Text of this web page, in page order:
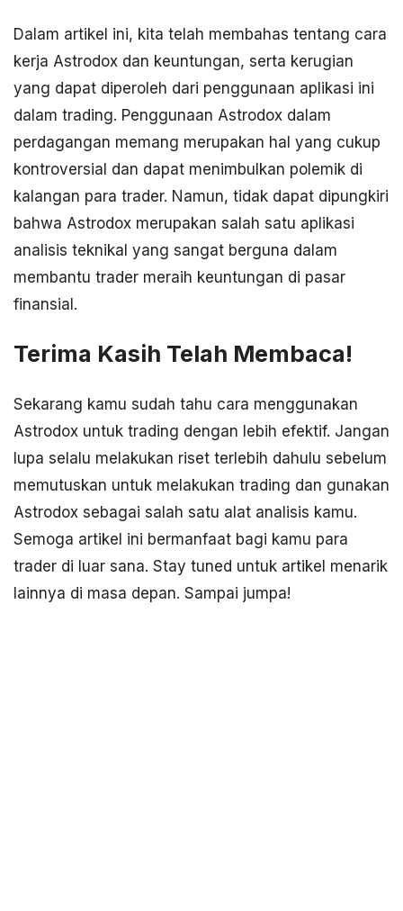
Dalam artikel ini, kita telah membahas tentang cara
kerja Astrodox dan keuntungan, serta kerugian
yang dapat diperoleh dari penggunaan aplikasi ini
dalam trading. Penggunaan Astrodox dalam
perdagangan memang merupakan hal yang cukup
kontroversial dan dapat menimbulkan polemik di
kalangan para trader. Namun, tidak dapat dipungkiri
bahwa Astrodox merupakan salah satu aplikasi
analisis teknikal yang sangat berguna dalam
membantu trader meraih keuntungan di pasar
finansial.
Terima Kasih Telah Membaca!
Sekarang kamu sudah tahu cara menggunakan
Astrodox untuk trading dengan lebih efektif. Jangan
lupa selalu melakukan riset terlebih dahulu sebelum
memutuskan untuk melakukan trading dan gunakan
Astrodox sebagai salah satu alat analisis kamu.
Semoga artikel ini bermanfaat bagi kamu para
trader di luar sana. Stay tuned untuk artikel menarik
lainnya di masa depan. Sampai jumpa!